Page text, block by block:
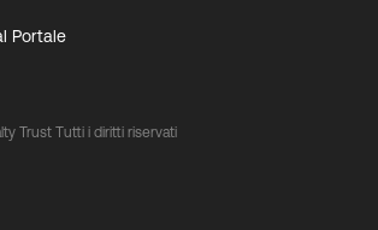
Portale
Trust Tutti i diritti riservati